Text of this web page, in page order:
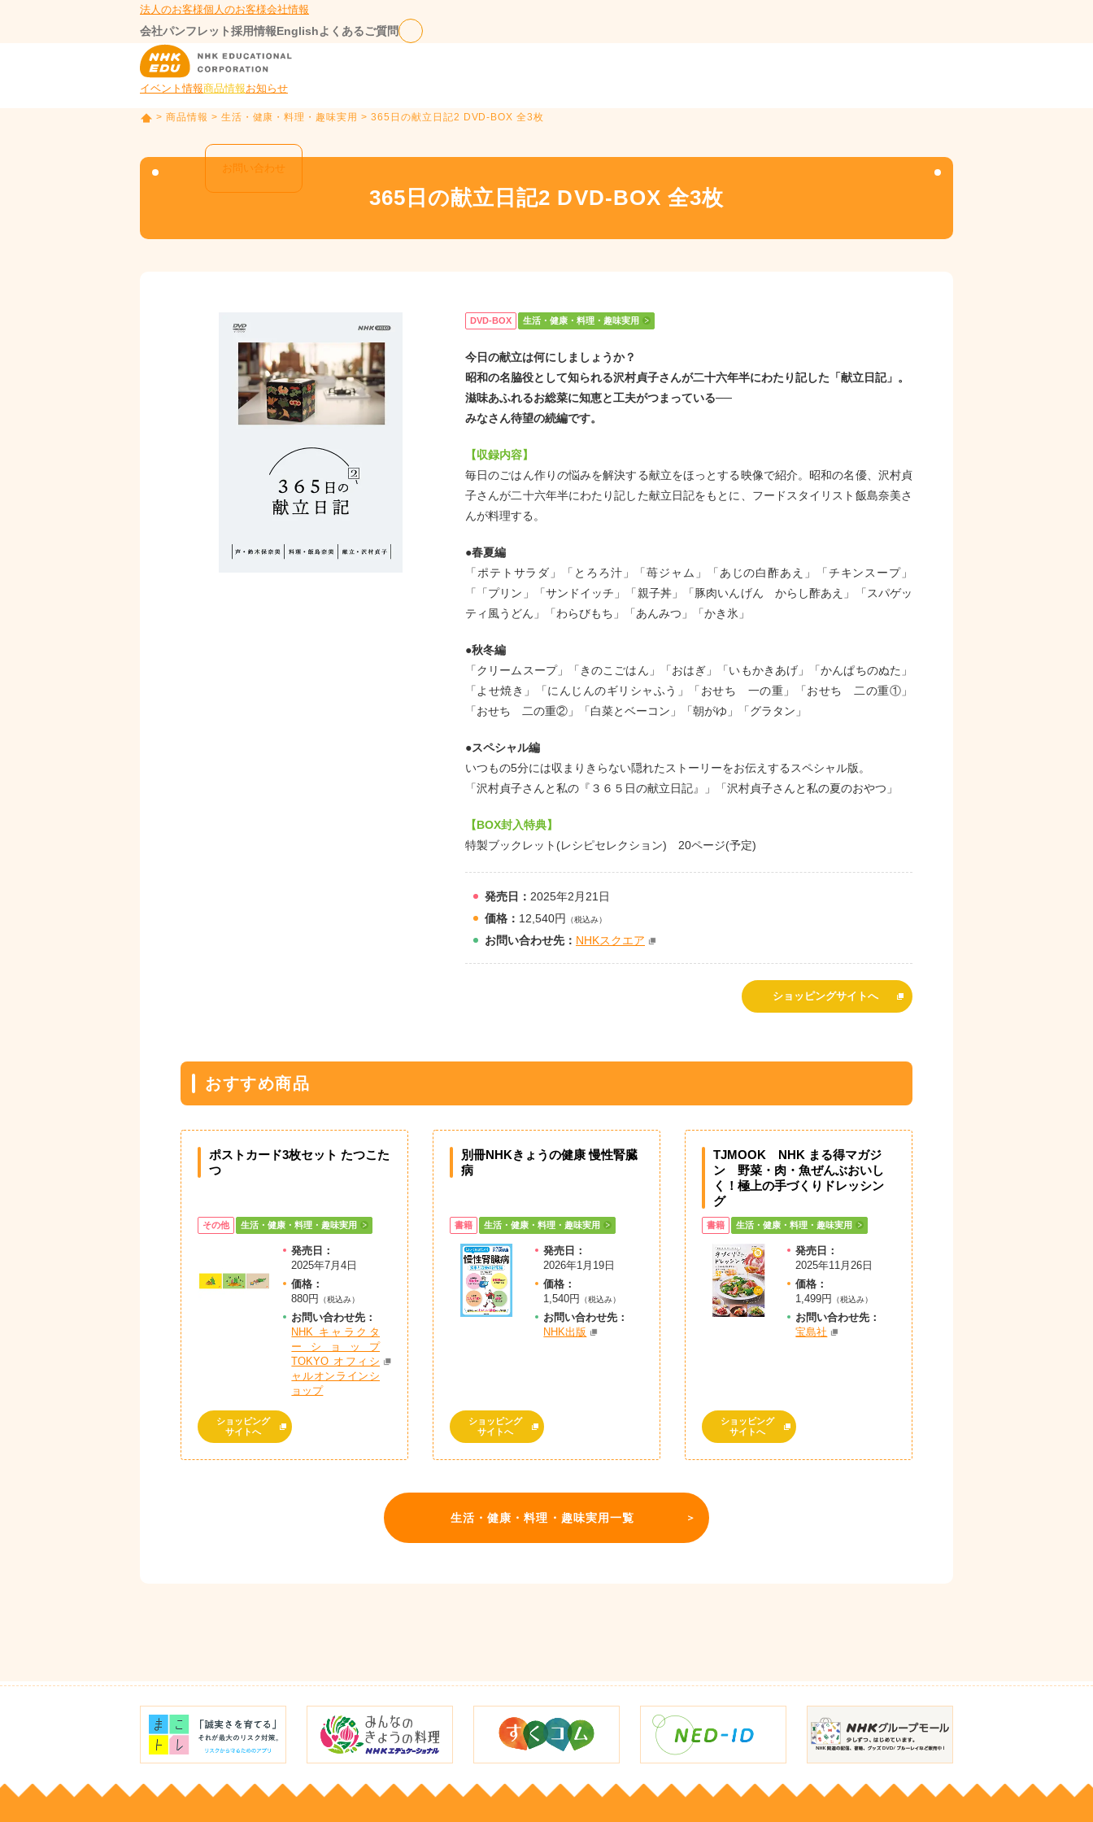
法人のお客様個人のお客様会社情報
会社パンフレット採用情報Englishよくあるご質問
イベント情報商品情報お知らせ
お問い合わせ
P
> 商品情報 > 生活・健康・料理・趣味実用 > 365日の献立日記2 DVD-BOX 全3枚
365日の献立日記2 DVD-BOX 全3枚
DVD-BOX 生活・健康・料理・趣味実用
今日の献立は何にしましょうか？
昭和の名脇役として知られる沢村貞子さんが二十六年半にわたり記した「献立日記」。
滋味あふれるお総菜に知恵と工夫がつまっている──
みなさん待望の続編です。
【収録内容】
毎日のごはん作りの悩みを解決する献立をほっとする映像で紹介。昭和の名優、沢村貞
子さんが二十六年半にわたり記した献立日記をもとに、フードスタイリスト飯島奈美さ
んが料理する。
●春夏編
「ポテトサラダ」「とろろ汁」「苺ジャム」「あじの白酢あえ」「チキンスープ」
「「プリン」「サンドイッチ」「親子丼」「豚肉いんげん からし酢あえ」「スパゲッ
ティ風うどん」「わらびもち」「あんみつ」「かき氷」
●秋冬編
「クリームスープ」「きのこごはん」「おはぎ」「いもかきあげ」「かんぱちのぬた」
「よせ焼き」「にんじんのギリシャふう」「おせち 一の重」「おせち 二の重①」
「おせち 二の重②」「白菜とベーコン」「朝がゆ」「グラタン」
●スペシャル編
いつもの5分には収まりきらない隠れたストーリーをお伝えするスペシャル版。
「沢村貞子さんと私の『３６５日の献立日記』」「沢村貞子さんと私の夏のおやつ」
【BOX封入特典】
特製ブックレット(レシピセレクション) 20ページ(予定)
発売日： 2025年2月21日
価格： 12,540円 （税込み）
お問い合わせ先： NHKスクエア
ショッピングサイトへ
おすすめ商品
ポストカード3枚セット たつこた
つ
その他 生活・健康・料理・趣味実用
発売日：
2025年7月4日
価格：
880円
（税込み）
お問い合わせ先：
NHK キャラクタ
ーショップ
TOKYO オフィシ
ャルオンラインシ
ョップ
ショッピング
サイトへ
別冊NHKきょうの健康 慢性腎臓
病
書籍 生活・健康・料理・趣味実用
発売日：
2026年1月19日
価格：
1,540円
（税込み）
お問い合わせ先：
NHK出版
ショッピング
サイトへ
TJMOOK NHK まる得マガジ
ン 野菜・肉・魚ぜんぶおいし
く！極上の手づくりドレッシン
グ
書籍 生活・健康・料理・趣味実用
発売日：
2025年11月26日
価格：
1,499円
（税込み）
お問い合わせ先：
宝島社
ショッピング
サイトへ
生活・健康・料理・趣味実用一覧